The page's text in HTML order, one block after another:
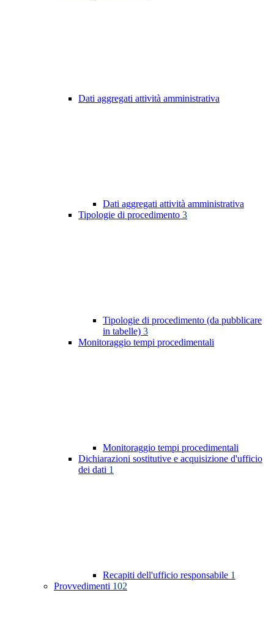
Dati aggregati attività amministrativa
Dati aggregati attività amministrativa
Tipologie di procedimento 3
Tipologie di procedimento (da pubblicare
in tabelle) 3
Monitoraggio tempi procedimentali
Monitoraggio tempi procedimentali
Dichiarazioni sostitutive e acquisizione d'ufficio
dei dati 1
Recapiti dell'ufficio responsabile 1
Provvedimenti 102